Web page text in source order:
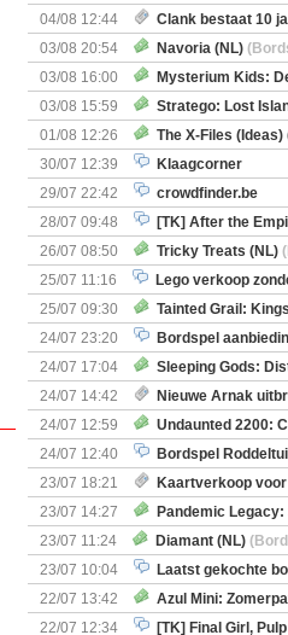
04/08 12:44
Clank bestaat 10
+ nieuwe uitbreiding
03/08 20:54 Navoria (NL)
03/08 16:00
Mysterium Kids:
Kapitein Boe
(Bordspellen)
03/08 15:59 Stratego: Lost
01/08 12:26
The X-Files (Ideas)
30/07 12:39
Klaagcorner
29/07 22:42
crowdfinder.be
28/07 09:48
[TK] After the
26/07 08:50
Tricky Treats (NL)
25/07 11:16
Lego verkoop
25/07 09:30
Tainted Grail:
Uitbreiding: Wyrd Encounters
24/07 23:20
Bordspel
24/07 17:04
Sleeping Gods:
(Bordspellen)
24/07 14:42
Nieuwe Arnak
Surprise Shipments
24/07 12:59
Undaunted 2200:
(Bordspellen)
24/07 12:40
Bordspel
23/07 18:21
Kaartverkoop
start
23/07 14:27
Pandemic
(Bordspellen)
23/07 11:24 Diamant (NL)
23/07 10:04
Laatst gekochte
22/07 13:42
Azul Mini:
(Bordspellen)
22/07 12:34 [TK] Final Girl,